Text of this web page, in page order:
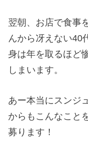
翌朝、お店で食事
んから冴えない40
身は年を取るほど
しまいます。
あー本当にスンジ
からもこんなこと
募ります！